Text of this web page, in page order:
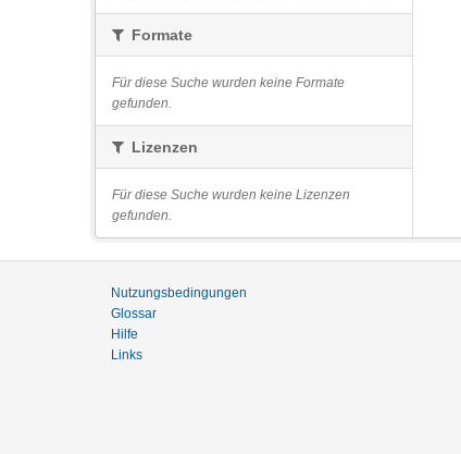
Formate
Für diese Suche wurden keine Formate
gefunden.
Lizenzen
Für diese Suche wurden keine Lizenzen
gefunden.
Nutzungsbedingungen
Glossar
Hilfe
Links